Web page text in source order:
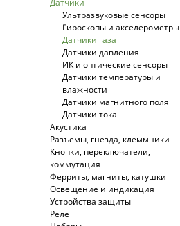
Датчики
Ультразвуковые сенсоры
Гироскопы и акселерометры
Датчики газа
Датчики давления
ИК и оптические сенсоры
Датчики температуры и
влажности
Датчики магнитного поля
Датчики тока
Акустика
Разъемы, гнезда, клеммники
Кнопки, переключатели,
коммутация
Ферриты, магниты, катушки
Освещение и индикация
Устройства защиты
Реле